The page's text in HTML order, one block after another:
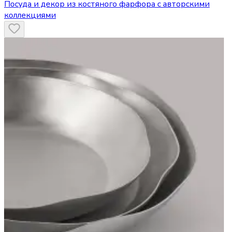
Посуда и декор из костяного фарфора с авторскими
коллекциями